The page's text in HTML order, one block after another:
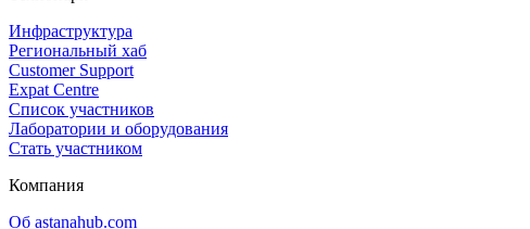
Инфраструктура
Региональный хаб
Customer Support
Expat Centre
Список участников
Лаборатории и оборудования
Стать участником
Компания
Об astanahub.com